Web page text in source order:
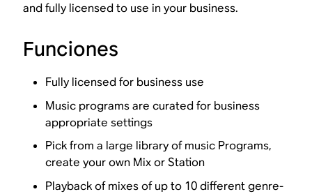
and fully licensed to use in your business.
Funciones
Fully licensed for business use
Music programs are curated for business
appropriate settings
Pick from a large library of music Programs,
create your own Mix or Station
Playback of mixes of up to 10 different genre-